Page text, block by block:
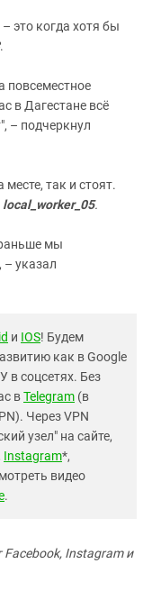
это когда хотя бы
.
повсеместное
в Дагестане всё
– подчеркнул
так и стоят.
local_worker_05.
мы
– указал
и IOS! Будем
как в Google
в соцсетях. Без
вTelegram (в
Через VPN
узел" на сайте,
Instagram*,
видео
.
Facebook, Instagram и